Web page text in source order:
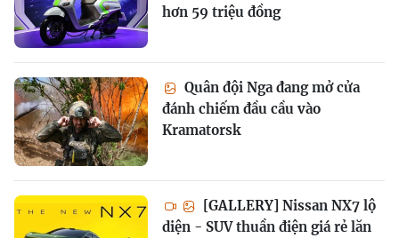
hơn 59 triệu đồng
Quân đội Nga đang mở cửa
đánh chiếm đầu cầu vào
Kramatorsk
[GALLERY] Nissan NX7 lộ
diện - SUV thuần điện giá rẻ lăn